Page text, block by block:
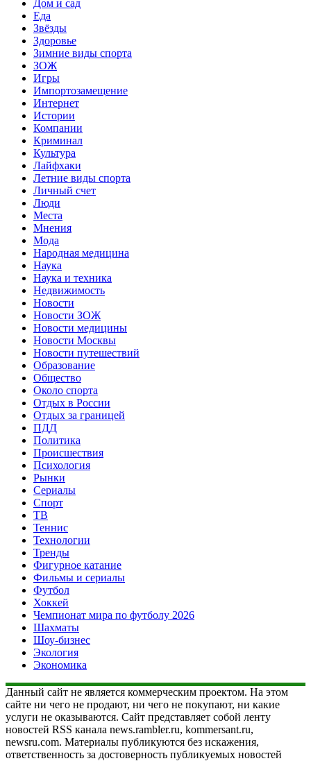
Дом и сад
Еда
Звёзды
Здоровье
Зимние виды спорта
ЗОЖ
Игры
Импортозамещение
Интернет
Истории
Компании
Криминал
Культура
Лайфхаки
Летние виды спорта
Личный счет
Люди
Места
Мнения
Мода
Народная медицина
Наука
Наука и техника
Недвижимость
Новости
Новости ЗОЖ
Новости медицины
Новости Москвы
Новости путешествий
Образование
Общество
Около спорта
Отдых в России
Отдых за границей
ПДД
Политика
Происшествия
Психология
Рынки
Сериалы
Спорт
ТВ
Теннис
Технологии
Тренды
Фигурное катание
Фильмы и сериалы
Футбол
Хоккей
Чемпионат мира по футболу 2026
Шахматы
Шоу-бизнес
Экология
Экономика
Данный сайт не является коммерческим проектом. На этом
сайте ни чего не продают, ни чего не покупают, ни какие
услуги не оказываются. Сайт представляет собой ленту
новостей RSS канала news.rambler.ru, kommersant.ru,
newsru.com. Материалы публикуются без искажения,
ответственность за достоверность публикуемых новостей